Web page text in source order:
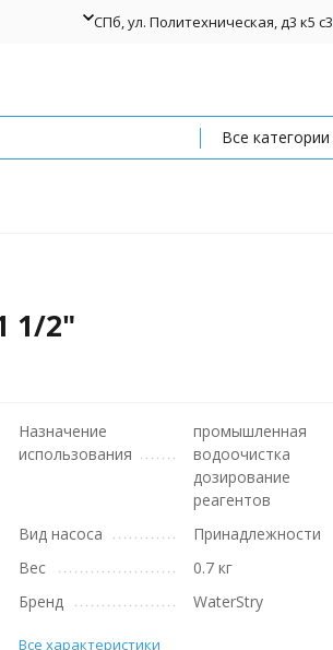
СПб, ул. Политехническая, д3 к5 с3
Все категории
1/2"
Назначение
использования
промышленная
водоочистка
дозирование
реагентов
Вид насоса
Принадлежности
Вес
0.7 кг
Бренд
WaterStry
Все характеристики